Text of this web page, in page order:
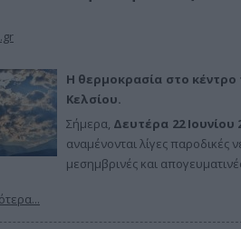
Η θερμοκρασία στο
Κελσίου.
Σήμερα, Δευτέρα 22 Ιουνίου
αναμένονται λίγες παροδικές
μεσημβρινές και